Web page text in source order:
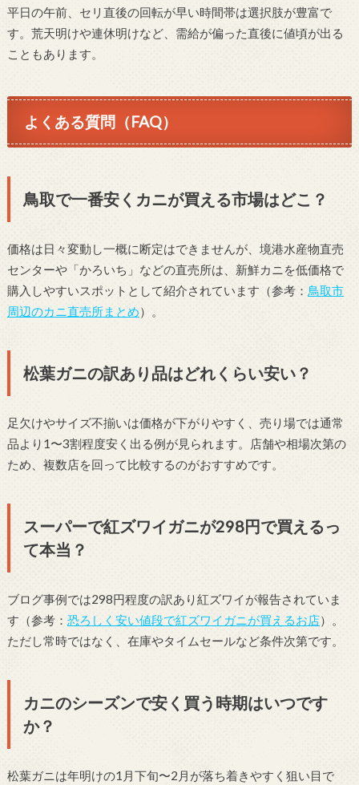
平日の午前、セリ直後の回転が早い時間帯は選択肢が豊富で
す。荒天明けや連休明けなど、需給が偏った直後に値頃が出る
こともあります。
よくある質問（FAQ）
鳥取で一番安くカニが買える市場はどこ？
価格は日々変動し一概に断定はできませんが、境港水産物直売
センターや「かろいち」などの直売所は、新鮮カニを低価格で
購入しやすいスポットとして紹介されています（参考： 鳥取市
周辺のカニ直売所まとめ）。
松葉ガニの訳あり品はどれくらい安い？
足欠けやサイズ不揃いは価格が下がりやすく、売り場では通常
品より1〜3割程度安く出る例が見られます。店舗や相場次第の
ため、複数店を回って比較するのがおすすめです。
スーパーで紅ズワイガニが298円で買えるっ
て本当？
ブログ事例では298円程度の訳あり紅ズワイが報告されていま
す（参考： 恐ろしく安い値段で紅ズワイガニが買えるお店）。
ただし常時ではなく、在庫やタイムセールなど条件次第です。
カニのシーズンで安く買う時期はいつです
か？
松葉ガニは年明けの1月下旬〜2月が落ち着きやすく狙い目で